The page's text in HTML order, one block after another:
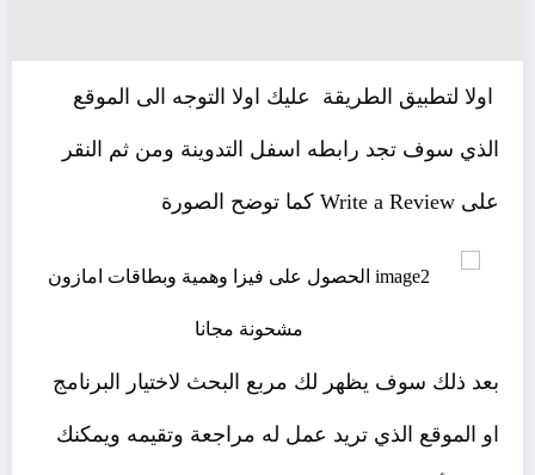
اولا لتطبيق الطريقة عليك اولا التوجه الى الموقع
الذي سوف تجد رابطه اسفل التدوينة ومن ثم النقر
على Write a Review كما توضح الصورة
بعد ذلك سوف يظهر لك مربع البحث لاختيار البرنامج
او الموقع الذي تريد عمل له مراجعة وتقيمه ويمكنك